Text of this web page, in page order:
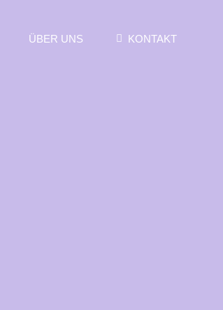
ÜBER UNS KONTAKT